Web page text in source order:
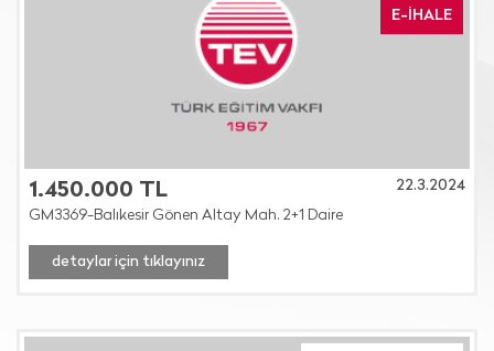
E-İHALE
1.450.000 TL
22.3.2024
GM3369-Balıkesir Gönen Altay Mah. 2+1 Daire
detaylar için tıklayınız